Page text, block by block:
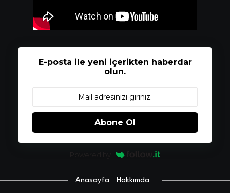
E-posta ile yeni içerikten haberdar
olun.
Abone Ol
Anasayfa Hakkımda